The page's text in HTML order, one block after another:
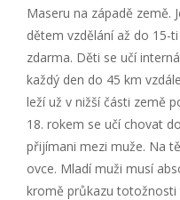
Maseru na západě země.
dětem vzdělání až do 15-
zdarma. Děti se učí
každý den do 45 km
leží už v nižší části země
18. rokem se učí chovat
přijímani mezi muže. Na
ovce. Mladí muži musí
kromě průkazu totožnosti